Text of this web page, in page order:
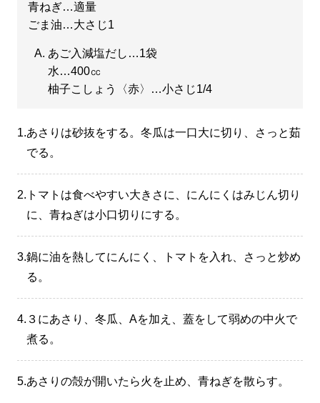
青ねぎ…適量
ごま油…大さじ1
あご入減塩だし…1袋
水…400㏄
柚子こしょう〈赤〉…小さじ1/4
1.あさりは砂抜をする。冬瓜は一口大に切り、さっと茹
でる。
2. トマトは食べやすい大きさに、にんにくはみじん切り
に、青ねぎは小口切りにする。
3.鍋に油を熱してにんにく、トマトを入れ、さっと炒め
る。
4. ３にあさり、冬瓜、Aを加え、蓋をして弱めの中火で
煮る。
5.あさりの殻が開いたら火を止め、青ねぎを散らす。